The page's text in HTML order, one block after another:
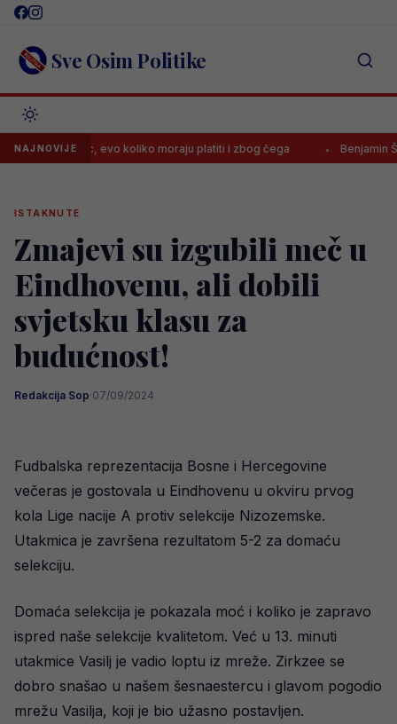
Skip
content Sve Osim Politike
NAJNOVIJE
Borac, evo koliko moraju platiti i zbog čega Benjamin Šehić
ISTAKNUTE
Zmajevi su izgubili meč u
Eindhovenu, ali dobili
svjetsku klasu za
budućnost!
Redakcija Sop·07/09/2024
Fudbalska reprezentacija Bosne i Hercegovine
večeras je gostovala u Eindhovenu u okviru prvog
kola Lige nacije A protiv selekcije Nizozemske.
Utakmica je završena rezultatom 5-2 za domaću
selekciju.
Domaća selekcija je pokazala moć i koliko je zapravo
ispred naše selekcije kvalitetom. Već u 13. minuti
utakmice Vasilj je vadio loptu iz mreže. Zirkzee se
dobro snašao u našem šesnaestercu i glavom pogodio
mrežu Vasilja, koji je bio užasno postavljen.